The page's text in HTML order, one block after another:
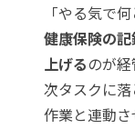
「やる気で
健康保険の
上げるのが
次タスクに
作業と連動さ